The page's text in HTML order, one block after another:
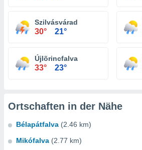
Szilvásvárad
30° 21°
Újlõrincfalva
33° 23°
Ortschaften in der Nähe
Bélapátfalva (2.46 km)
Mikófalva (2.77 km)